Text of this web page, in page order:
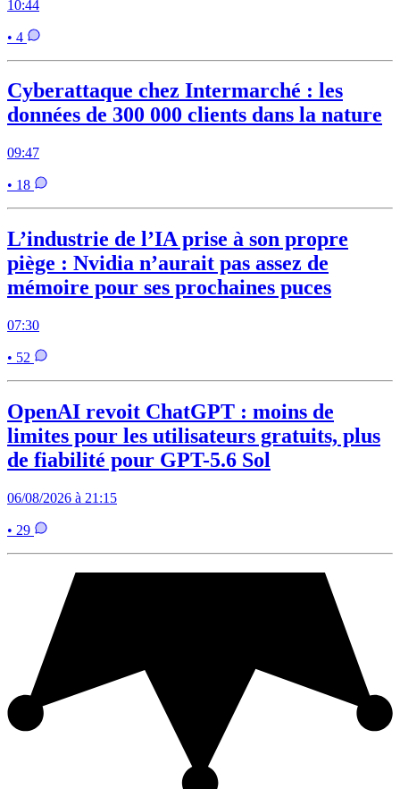
10:44
• 4
Cyberattaque chez Intermarché : les
données de 300 000 clients dans la nature
09:47
• 18
L’industrie de l’IA prise à son propre
piège : Nvidia n’aurait pas assez de
mémoire pour ses prochaines puces
07:30
• 52
OpenAI revoit ChatGPT : moins de
limites pour les utilisateurs gratuits, plus
de fiabilité pour GPT-5.6 Sol
06/08/2026 à 21:15
• 29